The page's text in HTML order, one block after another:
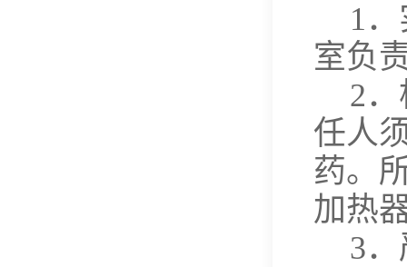
1
室负
2
任人
药。
加热
3